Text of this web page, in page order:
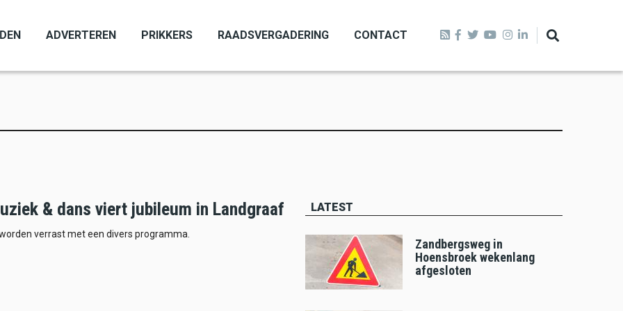
ADVERTEREN PRIKKERS RAADSVERGADERING CONTACT
& dans viert jubileum in Landgraaf
verrast met een divers programma.
LATEST
Zandbergsweg in
Hoensbroek wekenlang
afgesloten